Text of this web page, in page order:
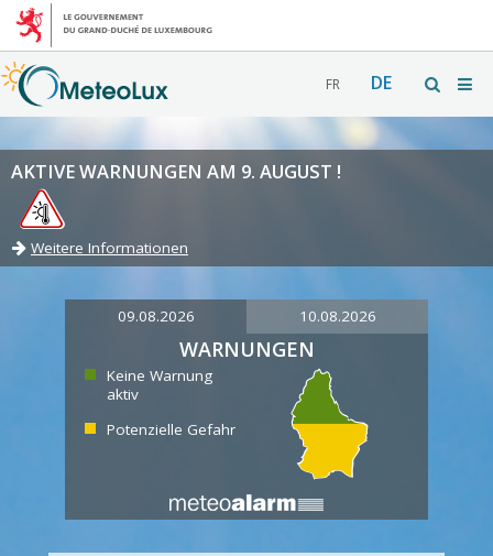
FR DE
AKTIVE WARNUNGEN AM 9. AUGUST !
Weitere Informationen
09.08.2026 10.08.2026
WARNUNGEN
Keine Warnung
aktiv
Potenzielle Gefahr